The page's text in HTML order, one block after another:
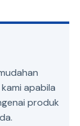
apabila
produk